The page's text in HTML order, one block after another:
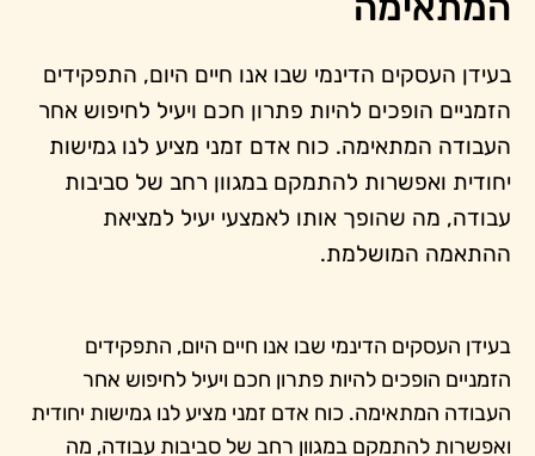
בעידן העסקים הדינמי שבו אנו חיים היום, התפקידים
הזמניים הופכים להיות פתרון חכם ויעיל לחיפוש אחר
העבודה המתאימה. כוח אדם זמני מציע לנו גמישות
יחודית ואפשרות להתמקם במגוון רחב של סביבות
עבודה, מה שהופך אותו לאמצעי יעיל למציאת
ההתאמה המושלמת.
בעידן העסקים הדינמי שבו אנו חיים היום, התפקידים
הזמניים הופכים להיות פתרון חכם ויעיל לחיפוש אחר
העבודה המתאימה. כוח אדם זמני מציע לנו גמישות יחודית
ואפשרות להתמקם במגוון רחב של סביבות עבודה, מה